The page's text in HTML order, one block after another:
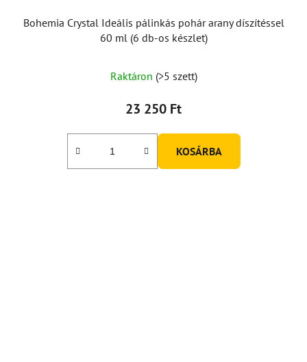
Bohemia Crystal Ideális pálinkás pohár arany díszítéssel
60 ml (6 db-os készlet)
Raktáron (>5 szett)
23 250 Ft
KOSÁRBA